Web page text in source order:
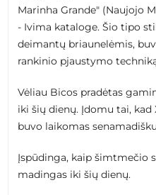
Marinha Grande" (Naujojo
- Ivima kataloge. Šio tipo
deimantų briaunelėmis,
rankinio pjaustymo
Vėliau Bicos pradėtas
iki šių dienų. Įdomu tai,
buvo laikomas
Įspūdinga, kaip šimtmečio
madingas iki šių dienų.